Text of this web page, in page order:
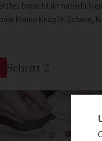
braucht ihr natürlich
kleine Knöpfe. Schere,
Schritt 2